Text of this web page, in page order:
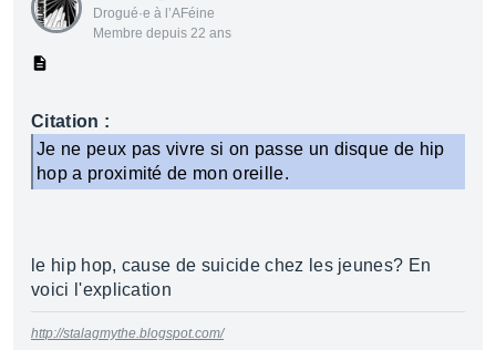
Drogué·e à l’AFéine
Membre depuis 22 ans
Citation :
Je ne peux pas vivre si on passe un disque de hip
hop a proximité de mon oreille.
le hip hop, cause de suicide chez les jeunes? En
voici l'explication
http://stalagmythe.blogspot.com/